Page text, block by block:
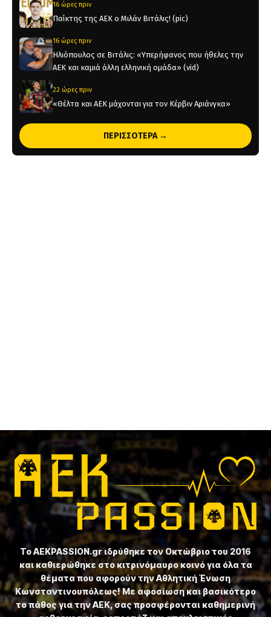
16 ώρες πριν
Παίκτης της ΑΕΚ ο Μιλάν Βιτάλις! (pic)
16 ώρες πριν
Ηλιόπουλος σε Βιτάλις: «Υπερήφανος που ήθελες την
ΑΕΚ και καμιά άλλη ελληνική ομάδα» (vid)
22 ώρες πριν
«Θέλτα και ΑΕΚ μάχονται για τον Κέρβιν Αριάνγκα»
Όλη η Κρήτη «Κιτρινόμαυρη» : Ολοταχώς για sold out
ΠΕΡΙΣΣΟΤΕΡΑ →
Το ⁦AEKPASSION.gr⁩ ιδρύθηκε τον Οκτώβριο του 2016
και καθιερώθηκε στο κιτρινόμαυρο κοινό για όλα τα
θέματα που αφορούν την Αθλητική Ένωση
Κωνσταντινουπόλεως! Με αφοσίωση και βασικότερο
το πάθος για την ΑΕΚ, σας προσφέρονται καθημερινή